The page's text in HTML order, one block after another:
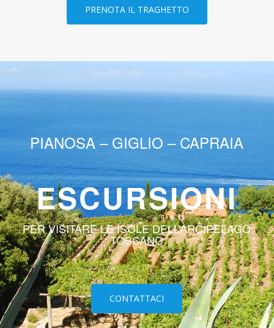
PRENOTA IL TRAGHETTO
PIANOSA – GIGLIO – CAPRAIA
ESCURSIONI
PER VISITARE LE ISOLE DELL’ARCIPELAGO
TOSCANO
CONTATTACI